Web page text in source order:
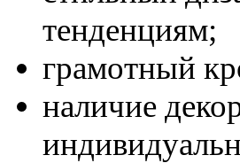
тенденциям;
грамотный
наличие